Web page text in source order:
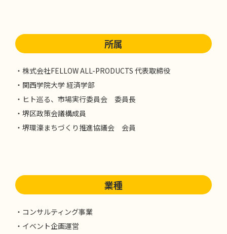
所属
・株式会社FELLOW ALL-PRODUCTS 代表取締役
・関西学院大学 経済学部
・ヒト巡る、市場実行委員会 委員長
・堺区政策会議構成員
・堺環濠まちづくり推進協議会 会員
業種
・コンサルティング事業
・イベント企画運営